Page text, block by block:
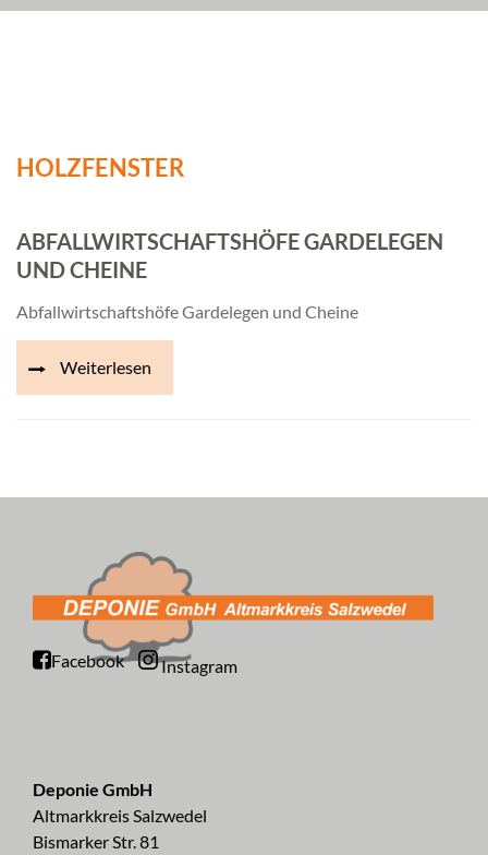
HOLZFENSTER
ABFALLWIRTSCHAFTSHÖFE GARDELEGEN
UND CHEINE
Abfallwirtschaftshöfe Gardelegen und Cheine
Weiterlesen
Facebook Instagram
Deponie GmbH
Altmarkkreis Salzwedel
Bismarker Str. 81